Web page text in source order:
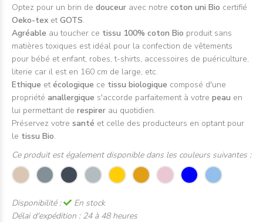
Optez pour un brin de douceur avec notre coton uni Bio certifié
Oeko-tex etGOTS.
Agréable au toucher ce tissu 100% coton Bio produit sans
matières toxiques est idéal pour la confection de vêtements
pour bébé et enfant, robes, t-shirts, accessoires de puériculture,
literie car il est en 160 cm de large, etc.
Ethique etécologique ce tissu biologique composé d'une
propriété anallergique s'accorde parfaitement à votre peau en
lui permettant de respirer au quotidien.
Préservez votre santé et celle des producteurs en optant pour
le tissu Bio.
Ce produit est également disponible dans les couleurs suivantes :
Disponibilité :
En stock
Délai d'expédition : 24 à 48 heures